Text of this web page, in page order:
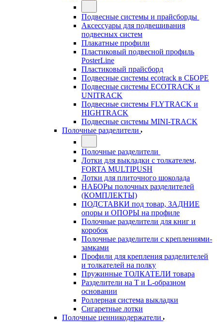
Подвесные системы и прайсборды
Аксессуары для подвешивания
подвесных систем
Плакатные профили
Пластиковый подвесной профиль
PosterLine
Пластиковый прайсборд
Подвесные системы ecotrack в СБОРЕ
Подвесные системы ECOTRACK и
UNITRACK
Подвесные системы FLYTRACK и
HIGHTRACK
Подвесные системы MINI-TRACK
Полочные разделители
Полочные разделители
Лотки для выкладки с толкателем,
FORTA MULTIPUSH
Лотки для плиточного шоколада
НАБОРы полочных разделителей
(КОМПЛЕКТЫ)
ПОДСТАВКИ под товар, ЗАДНИЕ
опоры и ОПОРЫ на профиле
Полочные разделители для книг и
коробок
Полочные разделители с креплениями-
замками
Профили для крепления разделителей
и толкателей на полку
Пружинные ТОЛКАТЕЛИ товара
Разделители на Т и L-образном
основании
Роллерная система выкладки
Сигаретные лотки
Полочные ценникодержатели